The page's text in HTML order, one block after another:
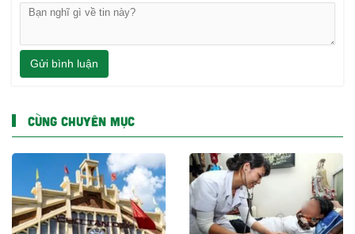
Gửi bình luận
CÙNG CHUYÊN MỤC